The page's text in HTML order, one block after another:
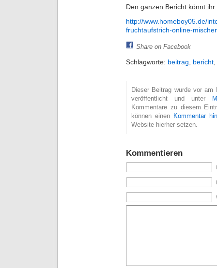
Den ganzen Bericht könnt
http://www.homeboy05.de/
fruchtaufstrich-online-
Share on Facebook
Schlagworte: beitrag bericht
Dieser Beitrag wurde vor am
veröffentlicht und unter
Kommentare zu diesem
können einen Kommentar
Website hierher setzen.
Kommentieren